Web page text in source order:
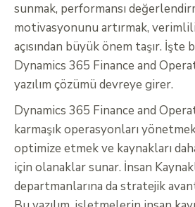
sunmak, performansı
motivasyonunu artırmak,
açısından büyük önem taşır. İşte
Dynamics 365 Finance and
yazılım çözümü devreye girer.
Dynamics 365 Finance and
karmaşık operasyonları
optimize etmek ve kaynakları
için olanaklar sunar. İnsan
departmanlarına da stratejik